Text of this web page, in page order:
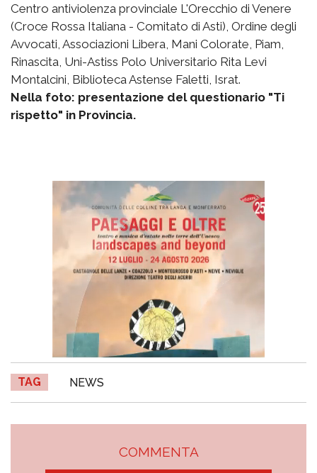
Centro antiviolenza provinciale L'Orecchio di Venere
(Croce Rossa Italiana - Comitato di Asti), Ordine degli
Avvocati, Associazioni Libera, Mani Colorate, Piam,
Rinascita, Uni-Astiss Polo Universitario Rita Levi
Montalcini, Biblioteca Astense Faletti, Israt.
Nella foto: presentazione del questionario "Ti
rispetto" in Provincia.
TAG NEWS
COMMENTA